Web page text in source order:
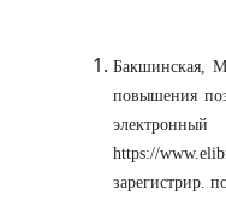
Бакшинская,
повышения
https://
зарегистрир.